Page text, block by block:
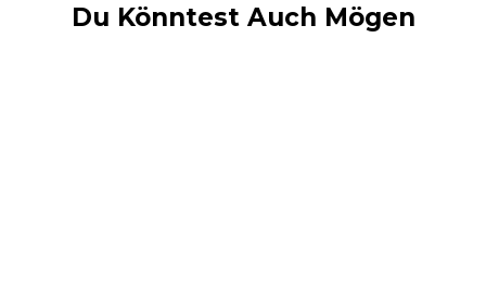
Du Könntest Auch Mögen